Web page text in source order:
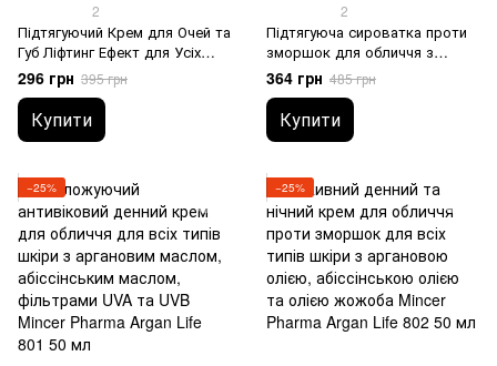
2
Підтягуючий Крем для Очей та
Губ Ліфтинг Ефект для Усіх
Типів Шкіри з
Кальмосенсином,
Матріксилом та Алантоіном
15 мл Mincer Pharma Boto Lift
296 грн 395 грн
Купити
2
Підтягуюча сироватка проти
зморшок для обличчя з
ліфтинг-ефектом для всіх
типів шкіри з Calmosensine,
Matrixyl та Pepha Tight Mincer
Pharma Boto Lift 705 30 мл
364 грн 485 грн
Купити
−25% −25%